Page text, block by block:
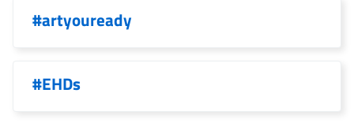
#artyouready
#EHDs